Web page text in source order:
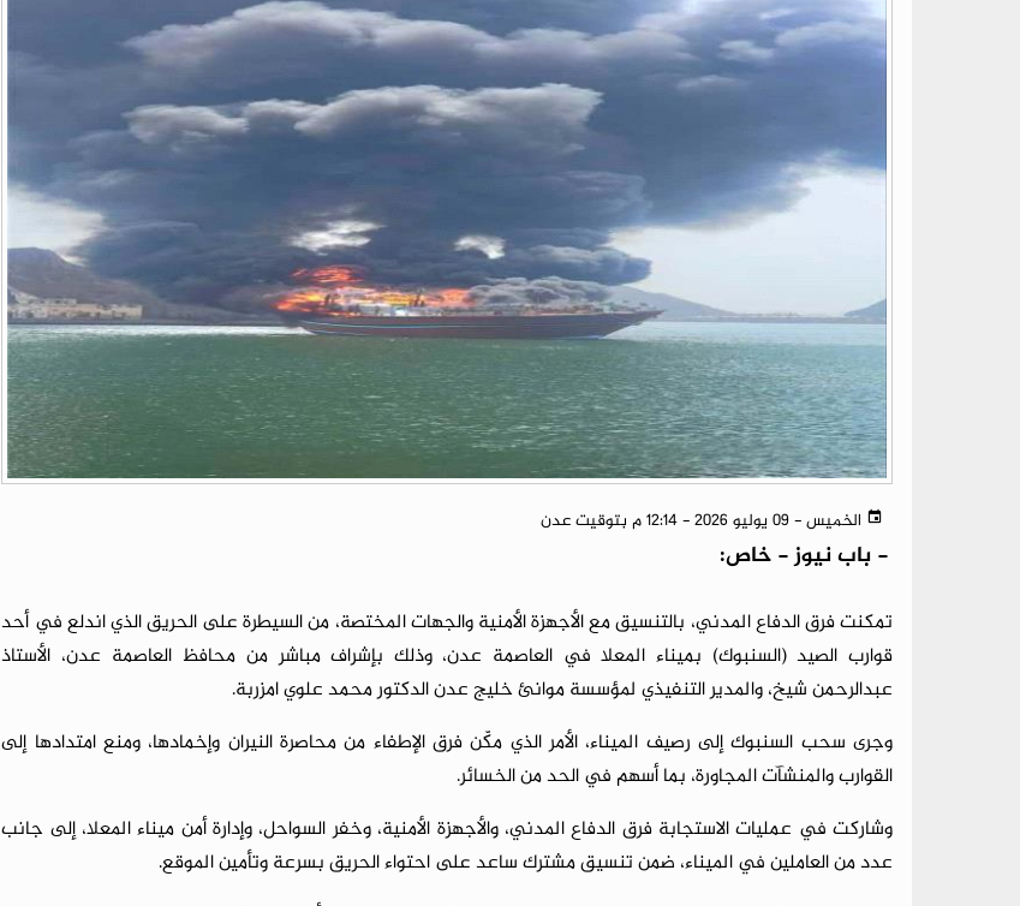
الخميس - 09 يوليو 2026 - 12:14 م بتوقيت عدن
- باب نيوز - خاص:
تمكنت فرق الدفاع المدني، بالتنسيق مع الأجهزة الأمنية والجهات المختصة، من السيطرة على الحريق الذي اندلع في أحد
قوارب الصيد (السنبوك) بميناء المعلا في العاصمة عدن، وذلك بإشراف مباشر من محافظ العاصمة عدن، الأستاذ
عبدالرحمن شيخ، والمدير التنفيذي لمؤسسة موانئ خليج عدن الدكتور محمد علوي امزربة.
وجرى سحب السنبوك إلى رصيف الميناء، الأمر الذي مكّن فرق الإطفاء من محاصرة النيران وإخمادها، ومنع امتدادها إلى
القوارب والمنشآت المجاورة، بما أسهم في الحد من الخسائر.
وشاركت في عمليات الاستجابة فرق الدفاع المدني، والأجهزة الأمنية، وخفر السواحل، وإدارة أمن ميناء المعلا، إلى جانب
عدد من العاملين في الميناء، ضمن تنسيق مشترك ساعد على احتواء الحريق بسرعة وتأمين الموقع.